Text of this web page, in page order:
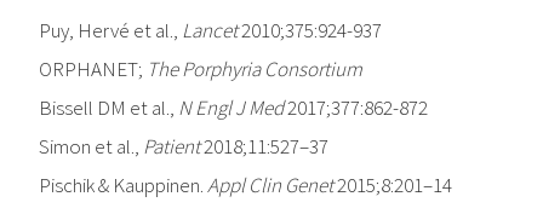
Puy, Hervé et al., Lancet2010;375:924-937
ORPHANET; The Porphyria Consortium
Bissell DM et al., N Engl J Med2017;377:862-872
Simon et al., Patient2018;11:527–37
Pischik & Kauppinen.Appl Clin Genet2015;8:201–14